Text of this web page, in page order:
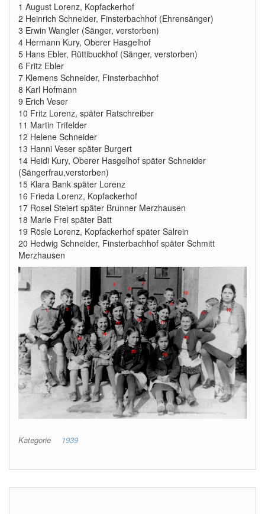
1 August Lorenz, Kopfackerhof
2 Heinrich Schneider, Finsterbachhof (Ehrensänger)
3 Erwin Wangler (Sänger, verstorben)
4 Hermann Kury, Oberer Hasgelhof
5 Hans Ebler, Rüttibuckhof (Sänger, verstorben)
6 Fritz Ebler
7 Klemens Schneider, Finsterbachhof
8 Karl Hofmann
9 Erich Veser
10 Fritz Lorenz, später Ratschreiber
11 Martin Trifelder
12 Helene Schneider
13 Hanni Veser später Burgert
14 Heidi Kury, Oberer Hasgelhof später Schneider
(Sängerfrau,verstorben)
15 Klara Bank später Lorenz
16 Frieda Lorenz, Kopfackerhof
17 Rosel Steiert später Brunner Merzhausen
18 Marie Frei später Batt
19 Rösle Lorenz, Kopfackerhof später Salrein
20 Hedwig Schneider, Finsterbachhof später Schmitt
Merzhausen
Kategorie 1939